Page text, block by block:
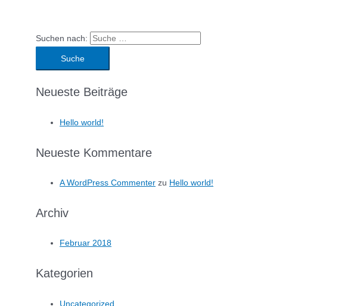
Suchen nach:
Neueste Beiträge
Hello world!
Neueste Kommentare
A WordPress Commenter zu Hello world!
Archiv
Februar 2018
Kategorien
Uncategorized